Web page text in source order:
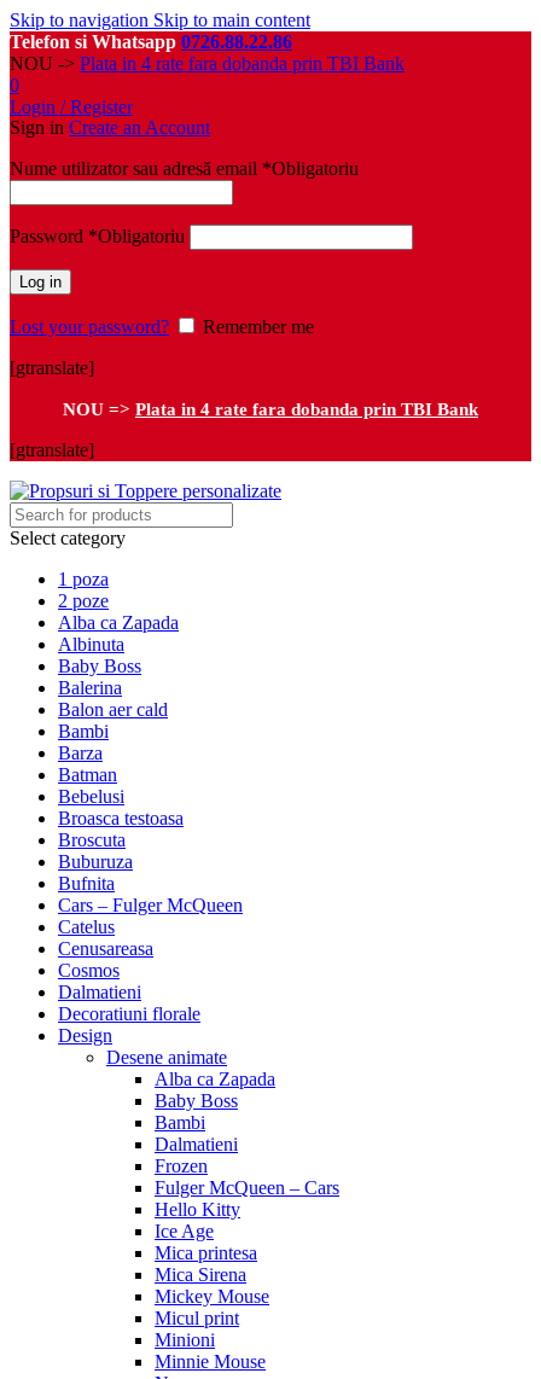
Skip to navigation Skip to main content
Telefon si Whatsapp 0726.88.22.86
NOU -> Plata in 4 rate fara dobanda prin TBI Bank
0
Login / Register
Sign in Create an Account
Nume utilizator sau adresă email *Obligatoriu
Password *Obligatoriu
Log in
Lost your password?
Remember me
[gtranslate]
NOU => Plata in 4 rate fara dobanda prin TBI Bank
[gtranslate]
Select category
1 poza
2 poze
Alba ca Zapada
Albinuta
Baby Boss
Balerina
Balon aer cald
Bambi
Barza
Batman
Bebelusi
Broasca testoasa
Broscuta
Buburuza
Bufnita
Cars – Fulger McQueen
Catelus
Cenusareasa
Cosmos
Dalmatieni
Decoratiuni florale
Design
Desene animate
Alba ca Zapada
Baby Boss
Bambi
Dalmatieni
Frozen
Fulger McQueen – Cars
Hello Kitty
Ice Age
Mica printesa
Mica Sirena
Mickey Mouse
Micul print
Minioni
Minnie Mouse